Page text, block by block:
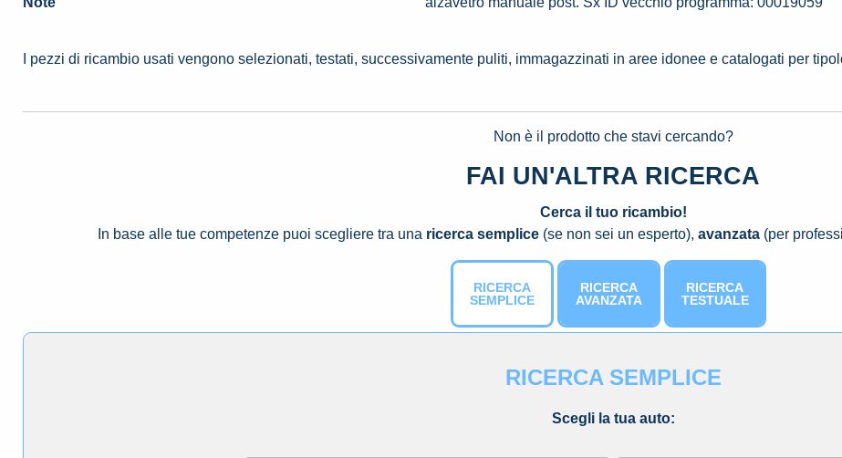
I pezzi di ricambio usati vengono selezionati, testati, successivamente puliti, immagazzinati in aree idonee e catalogati per
Non è il prodotto che stavi cercando?
FAI UN'ALTRA RICERCA
Cerca il tuo ricambio!
In base alle tue competenze puoi scegliere tra una ricerca semplice (se non sei un esperto), avanzata (per
RICERCA
SEMPLICE
RICERCA
AVANZATA
RICERCA
TESTUALE
RICERCA SEMPLICE
Scegli la tua auto: